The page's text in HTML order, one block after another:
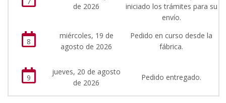
de 2026
iniciado los trámites para su
envío.
8
miércoles, 19 de
agosto de 2026
Pedido en curso desde la
fábrica.
9
jueves, 20 de agosto
de 2026
Pedido entregado.